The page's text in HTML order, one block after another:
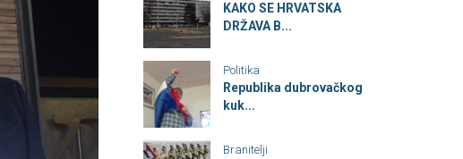
KAKO SE HRVATSKA
DRŽAVA B...
Politika
Republika dubrovačkog
kuk...
Branitelji